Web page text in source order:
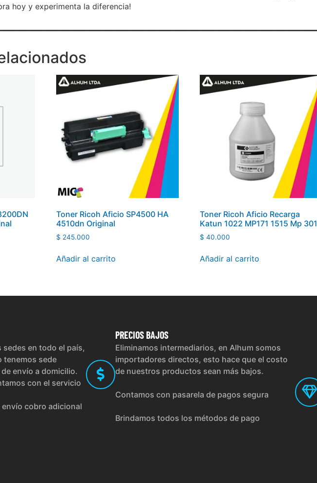
hoy y experimenta la diferencia!
Toner Ricoh Aficio SP4500 HA
4510dn Original
$ 245.000
Añadir al carrito
Toner Ricoh Aficio Recarga
Katun 1022 MP171 1515 Mp 301
$ 40.000
Añadir al carrito
en todo el país,
tenemos sede
envío a domicilio.
con el servicio
cobro adicional
PRECIOSBAJOS
Eliminamos intermediarios, en Alhum somos
importadores directos, esto hace que el costo
de nuestros productos sean más bajos.
Contamos con pasarela de pagos segura
Brindamos todos los métodos de pago